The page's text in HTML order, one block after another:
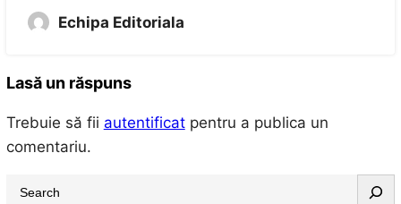
Echipa Editoriala
Lasă un răspuns
Trebuie să fii autentificatpentru a publica un
comentariu.